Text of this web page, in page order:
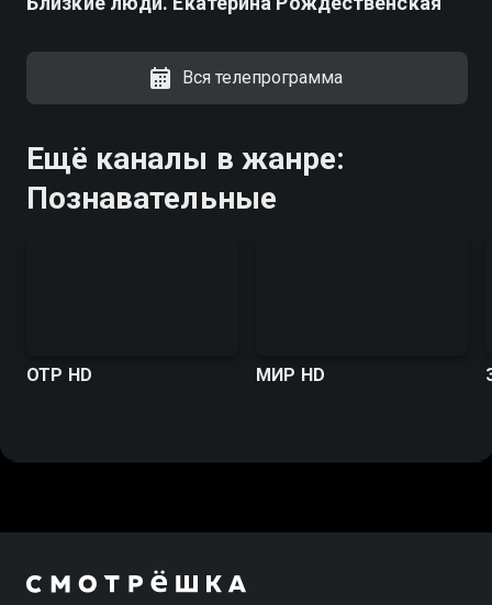
Вся телепрограмма
Ещё каналы в жанре:
Познавательные
ОТР HD МИР HD